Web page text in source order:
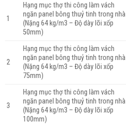
1
Hạng mục thợ thi công làm vách
ngăn panel bông thuỷ tinh trong nhà
(Nặng 64 kg/m3 – Độ dày lõi xốp
50mm)
2
Hạng mục thợ thi công làm vách
ngăn panel bông thuỷ tinh trong nhà
(Nặng 64 kg/m3 – Độ dày lõi xốp
75mm)
3
Hạng mục thợ thi công làm vách
ngăn panel bông thuỷ tinh trong nhà
(Nặng 64 kg/m3 – Độ dày lõi xốp
100mm)